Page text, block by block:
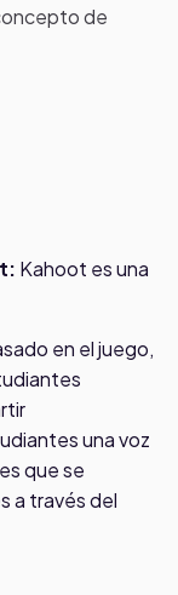
de
Kahoot es una
en el juego,
una voz
que se
a través del